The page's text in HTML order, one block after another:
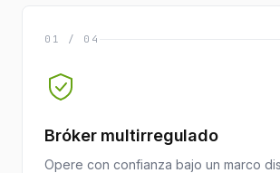
01 / 04
Bróker multirregulado
Opere con confianza bajo un marco